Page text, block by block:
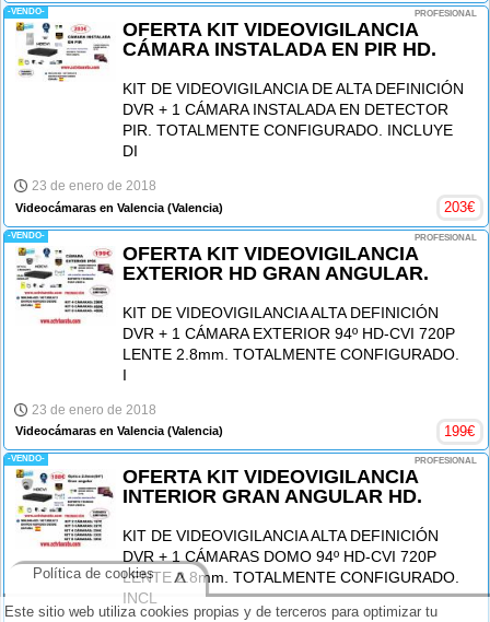
-VENDO- PROFESIONAL
OFERTA KIT VIDEOVIGILANCIA
CÁMARA INSTALADA EN PIR HD.
KIT DE VIDEOVIGILANCIA DE ALTA DEFINICIÓN
DVR + 1 CÁMARA INSTALADA EN DETECTOR
PIR. TOTALMENTE CONFIGURADO. INCLUYE
DI
23 de enero de 2018
Videocámaras en Valencia (Valencia) 203€
-VENDO- PROFESIONAL
OFERTA KIT VIDEOVIGILANCIA
EXTERIOR HD GRAN ANGULAR.
KIT DE VIDEOVIGILANCIA ALTA DEFINICIÓN
DVR + 1 CÁMARA EXTERIOR 94º HD-CVI 720P
LENTE 2.8mm. TOTALMENTE CONFIGURADO.
I
23 de enero de 2018
Videocámaras en Valencia (Valencia) 199€
-VENDO- PROFESIONAL
OFERTA KIT VIDEOVIGILANCIA
INTERIOR GRAN ANGULAR HD.
KIT DE VIDEOVIGILANCIA ALTA DEFINICIÓN
DVR + 1 CÁMARAS DOMO 94º HD-CVI 720P
LENTE 2.8mm. TOTALMENTE CONFIGURADO.
INCL
Este sitio web utiliza cookies propias y de terceros para optimizar tu
Política de cookies ^